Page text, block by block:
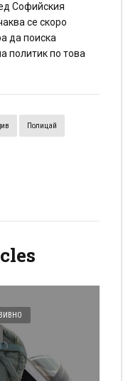
Софийския
се скоро
да поиска
политик по това
Полицай